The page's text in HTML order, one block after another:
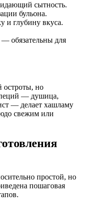
сытность.
бульона.
и глубину вкуса.
обязательны для
остроты, но
— душица,
— делает хашламу
свежим или
простой, но
пошаговая